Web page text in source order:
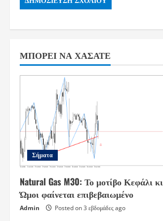
ΜΠΟΡΕΊ ΝΑ ΧΆΣΑΤΕ
Σήματα
Natural Gas M30: Το μοτίβο Κεφάλι κι
Ώμοι φαίνεται επιβεβαιωμένο
Admin Posted on 3 εβδομάδες ago